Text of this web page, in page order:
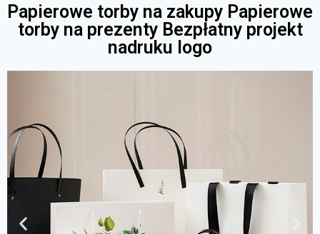
Papierowe torby na zakupy Papierowe
torby na prezenty Bezpłatny projekt
nadruku logo